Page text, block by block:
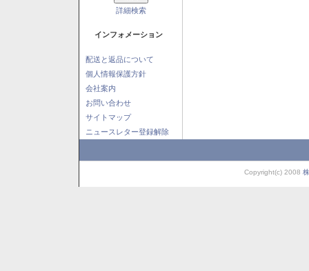
詳細検索
インフォメーション
配送と返品について
個人情報保護方針
会社案内
お問い合わせ
サイトマップ
ニュースレター登録解除
Copyright(c) 2008